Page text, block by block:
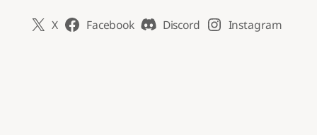
X Facebook Discord Instagram